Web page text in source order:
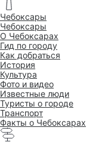
Чебоксары
Чебоксары
O Чебоксарах
Гид по городу
Как добраться
История
Культура
Фото и видео
Известные люди
Туристы о городе
Транспорт
Факты о Чебоксарах